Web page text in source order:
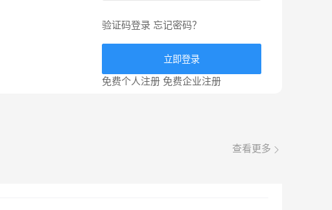
验证码登录 忘记密码？
立即登录
免费个人注册 免费企业注册
查看更多